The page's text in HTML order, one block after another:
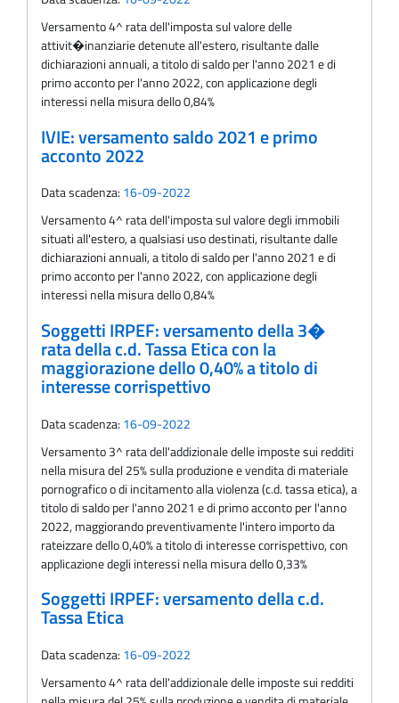
Versamento 4^ rata dell'imposta sul valore delle
attivit�inanziarie detenute all'estero, risultante dalle
dichiarazioni annuali, a titolo di saldo per l'anno 2021 e di
primo acconto per l'anno 2022, con applicazione degli
interessi nella misura dello 0,84%
IVIE: versamento saldo 2021 e primo
acconto 2022
Data scadenza: 16-09-2022
Versamento 4^ rata dell'imposta sul valore degli immobili
situati all'estero, a qualsiasi uso destinati, risultante dalle
dichiarazioni annuali, a titolo di saldo per l'anno 2021 e di
primo acconto per l'anno 2022, con applicazione degli
interessi nella misura dello 0,84%
Soggetti IRPEF: versamento della 3�
rata della c.d. Tassa Etica con la
maggiorazione dello 0,40% a titolo di
interesse corrispettivo
Data scadenza: 16-09-2022
Versamento 3^ rata dell'addizionale delle imposte sui redditi
nella misura del 25% sulla produzione e vendita di materiale
pornografico o di incitamento alla violenza (c.d. tassa etica), a
titolo di saldo per l'anno 2021 e di primo acconto per l'anno
2022, maggiorando preventivamente l'intero importo da
rateizzare dello 0,40% a titolo di interesse corrispettivo, con
applicazione degli interessi nella misura dello 0,33%
Soggetti IRPEF: versamento della c.d.
Tassa Etica
Data scadenza: 16-09-2022
Versamento 4^ rata dell'addizionale delle imposte sui redditi